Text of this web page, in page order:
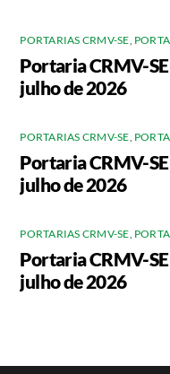
PORTARIAS CRMV-SE,
Portaria CRMV-SE
julho de 2026
PORTARIAS CRMV-SE,
Portaria CRMV-SE
julho de 2026
PORTARIAS CRMV-SE,
Portaria CRMV-SE
julho de 2026